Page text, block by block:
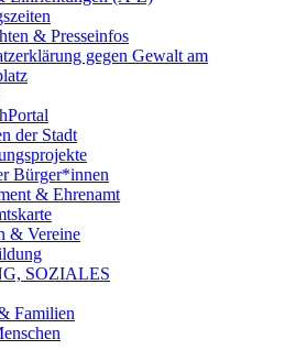
& Presseinfos
gegen Gewalt am
der Stadt
Bürger*innen
& Ehrenamt
& Vereine
SOZIALES
Familien